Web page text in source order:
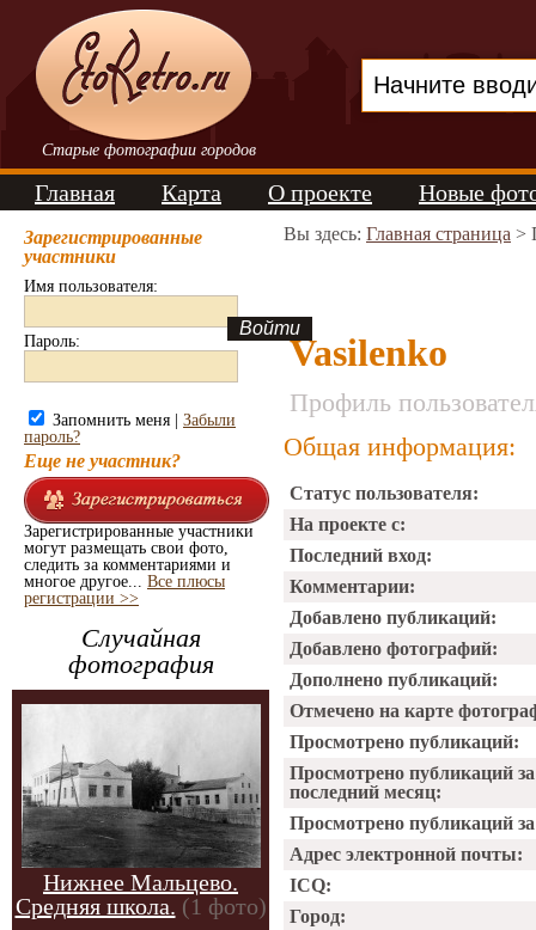
Старые фотографии городов
Главная Карта О проекте Новые
Зарегистрированные
участники
Имя пользователя:
Пароль:
Запомнить меня | Забыли
пароль?
Еще не участник?
Зарегистрированные участники
могут размещать свои фото,
следить за комментариями и
многое другое... Все плюсы
регистрации >>
Случайная
фотография
Нижнее Мальцево.
Средняя школа. (1 фото)
Вы здесь: Главная страница >
Vasilenko
Профиль
Общая информация:
Статус пользователя:
На проекте с:
Последний вход:
Комментарии:
Добавлено публикаций:
Добавлено фотографий:
Дополнено публикаций:
Отмечено на карте
Просмотрено публикаций:
Просмотрено публикаций за
последний месяц:
Просмотрено публикаций за
Адрес электронной почты:
ICQ:
Город: